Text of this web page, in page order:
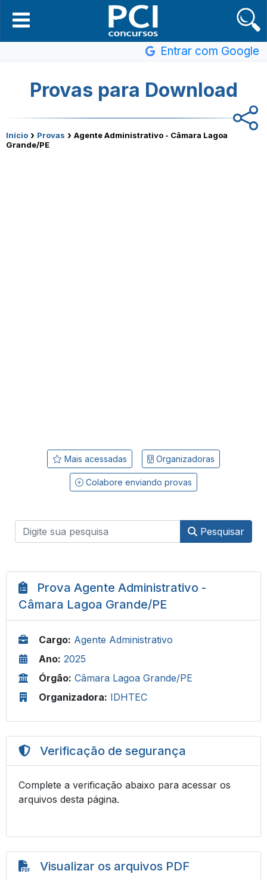
Entrar com Google
Provas para Download
Início › Provas › Agente Administrativo - Câmara Lagoa
Grande/PE
Mais acessadas Organizadoras
Colabore enviando provas
Pesquisar
Prova Agente Administrativo -
Câmara Lagoa Grande/PE
Cargo: Agente Administrativo
Ano: 2025
Órgão: Câmara Lagoa Grande/PE
Organizadora: IDHTEC
Verificação de segurança
Complete a verificação abaixo para acessar os
arquivos desta página.
Visualizar os arquivos PDF